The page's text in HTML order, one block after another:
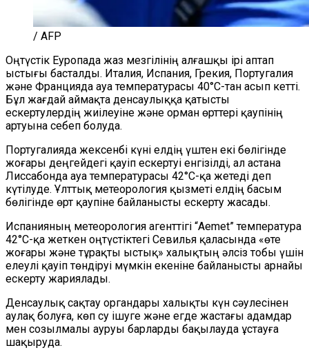
/ AFP
Оңтүстік Еуропада жаз мезгілінің алғашқы ірі аптап
ыстығы басталды. Италия, Испания, Грекия, Португалия
және Францияда ауа температурасы 40°C-тан асып кетті.
Бұл жағдай аймақта денсаулыққа қатысты
ескертулердің жиілеуіне және орман өрттері қаупінің
артуына себеп болуда.
Португалияда жексенбі күні елдің үштен екі бөлігінде
жоғары деңгейдегі қауіп ескертуі енгізілді, ал астана
Лиссабонда ауа температурасы 42°C-қа жетеді деп
күтілуде. Ұлттық метеорология қызметі елдің басым
бөлігінде өрт қаупіне байланысты ескерту жасады.
Испанияның метеорология агенттігі “Aemet” температура
42°C-қа жеткен оңтүстіктегі Севилья қаласында «өте
жоғары және тұрақты ыстық» халықтың әлсіз тобы үшін
елеулі қауіп төндіруі мүмкін екеніне байланысты арнайы
ескерту жариялады.
Денсаулық сақтау органдары халықты күн сәулесінен
аулақ болуға, көп су ішуге және егде жастағы адамдар
мен созылмалы ауруы барларды бақылауда ұстауға
шақыруда.